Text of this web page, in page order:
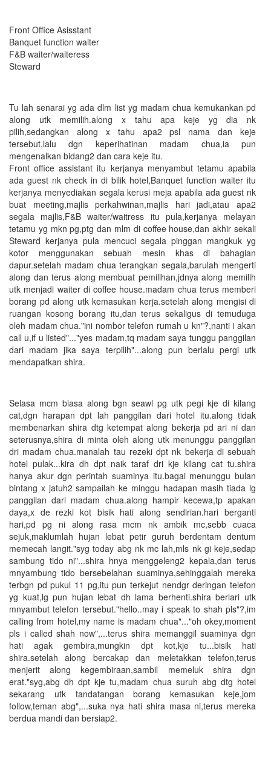
Front Office Asisstant
Banquet function waiter
F&B waiter/waiteress
Steward
Tu lah senarai yg ada dlm list yg madam chua kemukankan pd
along utk memilih.along x tahu apa keje yg dia nk
pilih,sedangkan along x tahu apa2 psl nama dan keje
tersebut,lalu dgn keperihatinan madam chua,ia pun
mengenalkan bidang2 dan cara keje itu.
Front office assistant itu kerjanya menyambut tetamu apabila
ada guest nk check in di bilik hotel,Banquet function waiter itu
kerjanya menyediakan segala kerusi meja apabila ada guest nk
buat meeting,majlis perkahwinan,majlis hari jadi,atau apa2
segala majlis,F&B waiter/waitress itu pula,kerjanya melayan
tetamu yg mkn pg,ptg dan mlm di coffee house,dan akhir sekali
Steward kerjanya pula mencuci segala pinggan mangkuk yg
kotor menggunakan sebuah mesin khas di bahagian
dapur.setelah madam chua terangkan segala,barulah mengerti
along dan terus along membuat pemilihan,jdnya along memilih
utk menjadi waiter di coffee house.madam chua terus memberi
borang pd along utk kemasukan kerja.setelah along mengisi di
ruangan kosong borang itu,dan terus sekaligus di temuduga
oleh madam chua."ini nombor telefon rumah u kn"?,nanti i akan
call u,if u listed"..."yes madam,tq madam saya tunggu panggilan
dari madam jika saya terpilih"...along pun berlalu pergi utk
mendapatkan shira.
Selasa mcm biasa along bgn seawl pg utk pegi kje di kilang
cat,dgn harapan dpt lah panggilan dari hotel itu.along tidak
membenarkan shira dtg ketempat along bekerja pd ari ni dan
seterusnya,shira di minta oleh along utk menunggu panggilan
dri madam chua.manalah tau rezeki dpt nk bekerja di sebuah
hotel pulak...kira dh dpt naik taraf dri kje kilang cat tu.shira
hanya akur dgn perintah suaminya itu.bagai menunggu bulan
bintang x jatuh2 sampailah ke minggu hadapan masih tiada lg
panggilan dari madam chua.along hampir kecewa,tp apakan
daya,x de rezki kot bisik hati along sendirian.hari berganti
hari,pd pg ni along rasa mcm nk ambik mc,sebb cuaca
sejuk,maklumlah hujan lebat petir guruh berdentam dentum
memecah langit."syg today abg nk mc lah,mls nk gi keje,sedap
sambung tido ni"...shira hnya menggeleng2 kepala,dan terus
mnyambung tido bersebelahan suaminya,sehinggalah mereka
terbgn pd pukul 11 pg,itu pun terkejut nendgr deringan telefon
yg kuat,lg pun hujan lebat dh lama berhenti.shira berlari utk
mnyambut telefon tersebut."hello..may i speak to shah pls"?,im
calling from hotel,my name is madam chua"..."oh okey,moment
pls i called shah now",...terus shira memanggil suaminya dgn
hati agak gembira,mungkin dpt kot,kje tu...bisik hati
shira.setelah along bercakap dan meletakkan telefon,terus
menjerit along kegembiraan,sambil memeluk shira dgn
erat."syg,abg dh dpt kje tu,madam chua suruh abg dtg hotel
sekarang utk tandatangan borang kemasukan keje,jom
follow,teman abg",...suka nya hati shira masa ni,terus mereka
berdua mandi dan bersiap2.